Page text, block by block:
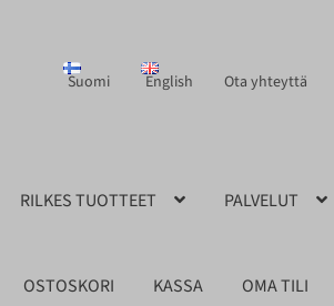
Suomi English Ota yhteyttä
RILKES TUOTTEET PALVELUT
OSTOSKORI KASSA OMA TILI